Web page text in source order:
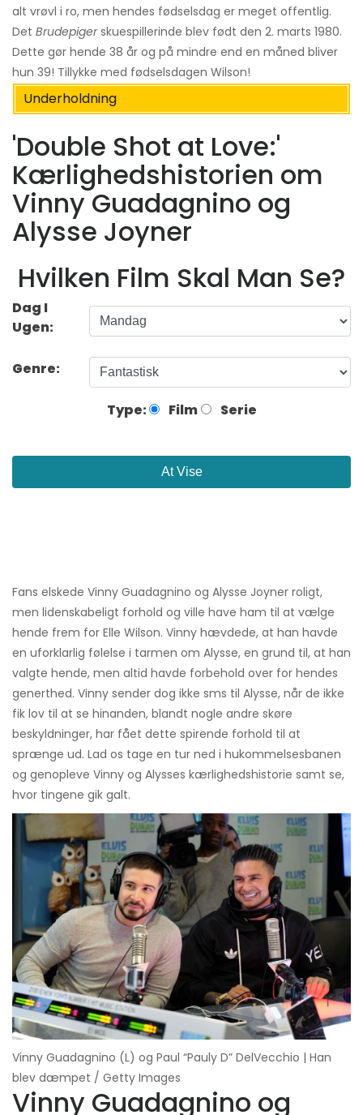
alt vrøvl i ro, men hendes fødselsdag er meget offentlig.
Det Brudepigerskuespillerinde blev født den 2. marts 1980.
Dette gør hende 38 år og på mindre end en måned bliver
hun 39! Tillykke med fødselsdagen Wilson!
Underholdning
'Double Shot at Love:'
Kærlighedshistorien om
Vinny Guadagnino og
Alysse Joyner
Hvilken Film Skal Man Se?
Dag I
Ugen:
Genre:
Type: Film Serie
At Vise
Fans elskede Vinny Guadagnino og Alysse Joyner roligt,
men lidenskabeligt forhold og ville have ham til at vælge
hende frem for Elle Wilson. Vinny hævdede, at han havde
en uforklarlig følelse i tarmen om Alysse, en grund til, at han
valgte hende, men altid havde forbehold over for hendes
generthed. Vinny sender dog ikke sms til Alysse, når de ikke
fik lov til at se hinanden, blandt nogle andre skøre
beskyldninger, har fået dette spirende forhold til at
sprænge ud. Lad os tage en tur ned i hukommelsesbanen
og genopleve Vinny og Alysses kærlighedshistorie samt se,
hvor tingene gik galt.
Vinny Guadagnino (L) og Paul “Pauly D” DelVecchio | Han
blev dæmpet / Getty Images
Vinny Guadagnino og